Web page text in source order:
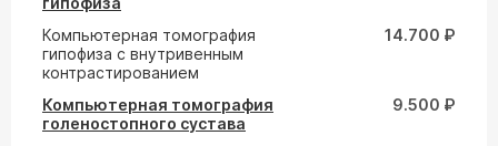
Компьютерная томография
гипофиза с внутривенным
контрастированием
14.700 ₽
Компьютерная томография
голеностопного сустава
9.500 ₽